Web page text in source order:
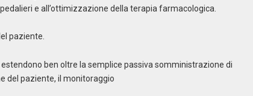
e all’ottimizzazione della terapia farmacologica.
paziente.
ben oltre la semplice passiva somministrazione di
del paziente, il monitoraggio